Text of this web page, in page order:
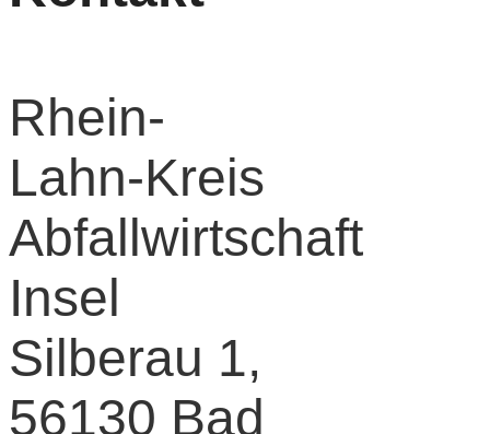
Rhein-
Lahn-Kreis
Abfallwirtschaft
Insel
Silberau 1,
56130 Bad